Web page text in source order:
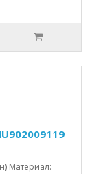
Материал: